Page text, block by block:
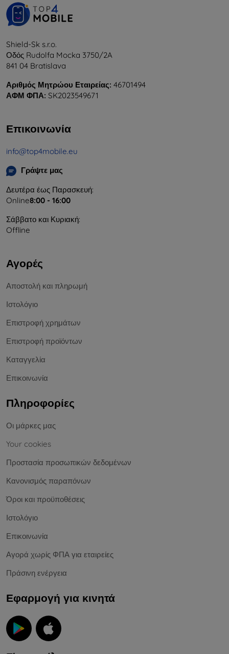
Shield-Sk s.r.o.
Οδός Rudolfa Mocka 3750/2A
841 04 Bratislava
Αριθμός Μητρώου Εταιρείας: 46701494
ΑΦΜ ΦΠΑ: SK2023549671
Επικοινωνία
info@top4mobile.eu
Γράψτε μας
Δευτέρα έως Παρασκευή:
Online8:00 - 16:00
Σάββατο και Κυριακή:
Offline
Αγορές
Αποστολή και πληρωμή
Ιστολόγιο
Επιστροφή χρημάτων
Επιστροφή προϊόντων
Καταγγελία
Επικοινωνία
Πληροφορίες
Οι μάρκες μας
Your cookies
Προστασία προσωπικών δεδομένων
Κανονισμός παραπόνων
Όροι και προϋποθέσεις
Ιστολόγιο
Επικοινωνία
Αγορά χωρίς ΦΠΑ για εταιρείες
Πράσινη ενέργεια
Εφαρμογή για κινητά